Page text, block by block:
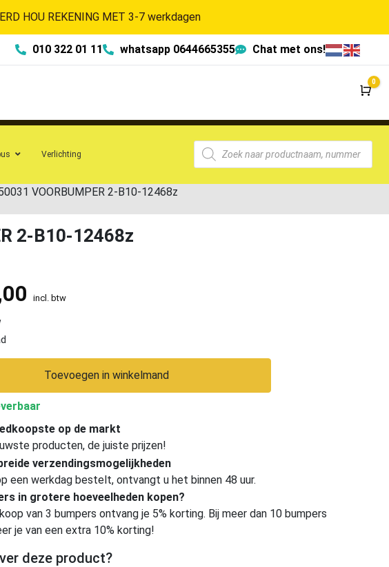
HOU REKENING MET 3-7 werkdagen
010 322 01 11 whatsapp 0644665355 Chat met ons!
0
Verlichting
VOORBUMPER 2-B10-12468z
2-B10-12468z
incl. btw
Toevoegen in winkelmand
op de markt
producten, de juiste prijzen!
verzendingsmogelijkheden
een werkdag bestelt, ontvangt u het binnen 48 uur.
in grotere hoeveelheden kopen?
van 3 bumpers ontvang je 5% korting. Bij meer dan 10 bumpers
je van een extra 10% korting!
deze product?